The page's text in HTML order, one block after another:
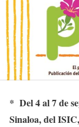
* Del 4 al 7 de
Sinaloa, del